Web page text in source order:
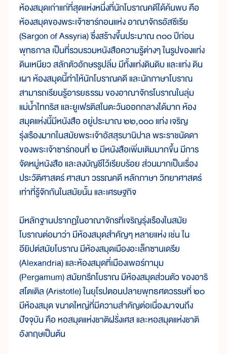
ห้องสมุดเก่าแก่ที่สุดแห่งหนึ่งที่นักโบราณคดีได้ค้นพบ คือ
ห้องสมุดของพระเจ้าซาร์กอนแห่ง อาณาจักรอัสซีเรีย
(Sargon of Assyria) ซึ่งสร้างขึ้นประมาณ ๓๐๐ ปีก่อน
พุทธกาล เป็นที่รวบรวมหนังสือความรู้ต่างๆ ในรูปของแท่ง
ดินเหนียว สลักตัวอักษรรูปลิ่ม มีทั้งแท่งดินดิบ และแท่ง ดิน
เผา ห้องสมุดนี้ทำให้นักโบราณคดี และนักภาษาโบราณ
สามารถเรียนรู้อารยธรรม ของอาณาจักรโบราณในลุ่ม
แม่น้ำไทกริส และยูเฟรติสในตะวันออกกลางได้มาก ห้อง
สมุดแห่งนี้มีหนังสือ อยู่ประมาณ ๒๒,๐๐๐ แท่ง เจริญ
รุ่งเรืองมากในสมัยพระเจ้าอัสสุรบานิปาล พระราชนัดดา
ของพระเจ้าซาร์กอนที่ ๒ มีหนังสือเพิ่มเติมมากขึ้น มีการ
จัดหมู่หนังสือ และลงบัญชีไว้เรียบร้อย ส่วนมากเป็นเรื่อง
ประวัติศาสตร์ ศาสนา วรรณคดี หลักภาษา วิทยาศาสตร์
เท่าที่รู้จักกันในสมัยนั้น และเศรษฐกิจ
มีหลักฐานปรากฏในอาณาจักรที่เจริญรุ่งเรืองในสมัย
โบราณต่อมาว่า มีห้องสมุดสำคัญๆ หลายแห่ง เช่น ใน
อียิปต์สมัยโบราณ มีห้องสมุดเมืองอะเล็กซานเดรีย
(Alexandria) และห้องสมุดที่เมืองเพอร์กามุม
(Pergamum) สมัยกรีกโบราณ มีห้องสมุดส่วนตัว ของอาริ
สโตเติล (Aristotle) ในยุโรปตอนปลายพุทธศตวรรษที่ ๒๐
มีห้องสมุด ขนาดใหญ่ที่มีความสำคัญต่อเนื่องมาจนถึง
ปัจจุบัน คือ หอสมุดแห่งชาติฝรั่งเศส และหอสมุดแห่งชาติ
อังกฤษเป็นต้น